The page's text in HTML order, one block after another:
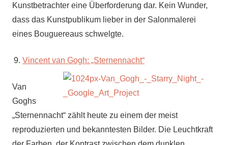
Kunstbetrachter eine Überforderung dar. Kein Wunder,
dass das Kunstpublikum lieber in der Salonmalerei
eines Bouguereaus schwelgte.
Vincent van Gogh: „Sternennacht“
Van
Goghs
„Sternennacht“ zählt heute zu einem der meist
reproduzierten und bekanntesten Bilder. Die Leuchtkraft